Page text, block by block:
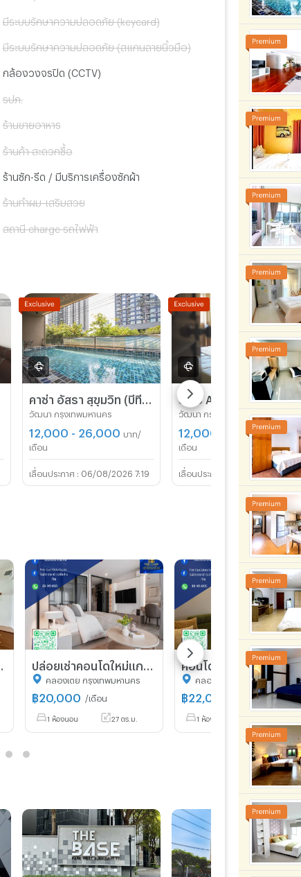
มีระบบรักษาความปลอดภัย (keycard)
มีระบบรักษาความปลอดภัย (สแกนลายนิ้วมือ)
กล้องวงจรปิด (CCTV)
รปภ.
ร้านขายอาหาร
ร้านค้า สะดวกซื้อ
ร้านซัก-รีด / มีบริการเครื่องซักผ้า
ร้านทำผม-เสริมสวย
สถานี charge รถไฟฟ้า
วัฒนา กรุงเทพมหานคร
12,000 - 26,000 บาท/
เดือน
06/08/2026 7:19
Sino Apartment
วัฒนา กรุงเทพมหานคร
12,000 - 18,000
บาท/
เดือน
19/02/2026 2:09
คลองเตย กรุงเทพมหานคร
฿20,000 /เดือน
1 ห้องนอน 27 ตร.ม.
คอนโด Culture ทองหล่อ ว่างให้เช่า พร้อมเข้าอยู่ ห้องใหม่ เฟอร์ใหม่ ไม่เคยมีคนอยู่มาก่อน !!
คลองเตย กรุงเทพมหานคร
฿22,000 /เดือน
1 ห้องนอน